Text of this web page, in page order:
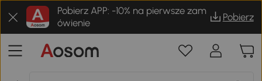
Pobierz APP: -10% na pierwsze zam
ówienie
Pobierz